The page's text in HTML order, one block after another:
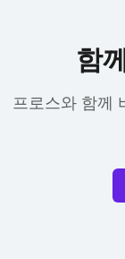
함
프로스와 함께